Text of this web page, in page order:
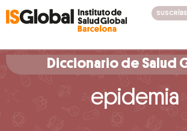
content
Diccionario de Salud
epidemia